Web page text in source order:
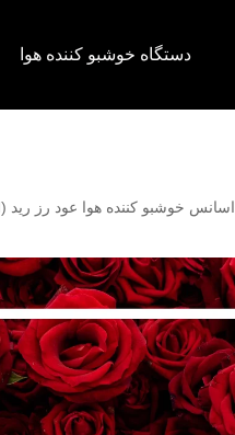
دستگاه خوشبو کننده هوا
اسانس خوشبو کننده هوا عود رز رید (Oud Rose Reed)